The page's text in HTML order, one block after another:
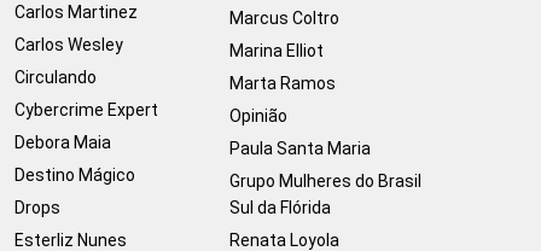
Carlos Martinez
Carlos Wesley
Circulando
Cybercrime Expert
Debora Maia
Destino Mágico
Drops
Esterliz Nunes
Marcus Coltro
Marina Elliot
Marta Ramos
Opinião
Paula Santa Maria
Grupo Mulheres do Brasil
Sul da Flórida
Renata Loyola